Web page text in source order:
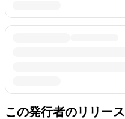
この発行者のリリース